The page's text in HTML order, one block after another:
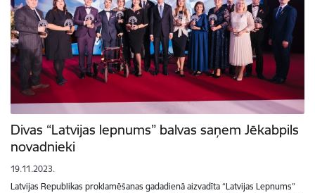
Divas “Latvijas lepnums” balvas saņem Jēkabpils
novadnieki
19.11.2023.
Latvijas Republikas proklamēšanas gadadienā aizvadīta “Latvijas Lepnums”